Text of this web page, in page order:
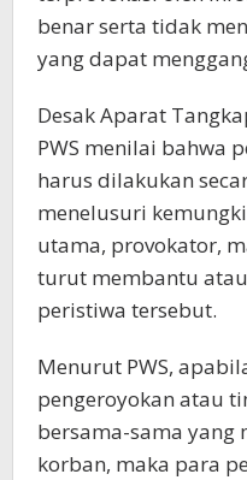
benar serta tidak
yang dapat
Desak Aparat
PWS menilai bahwa
harus dilakukan
menelusuri
utama, provokator,
turut membantu
peristiwa tersebut.
Menurut PWS,
pengeroyokan atau
bersama-sama yang
korban, maka para